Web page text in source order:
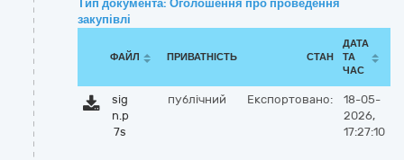
Тип документа: Оголошення про проведення
закупівлі
ФАЙЛ ПРИВАТНІСТЬ СТАН
ДАТА
ТА
ЧАС
sig
n.p
7s
публічний Експортовано:
18-05-
2026,
17:27:10